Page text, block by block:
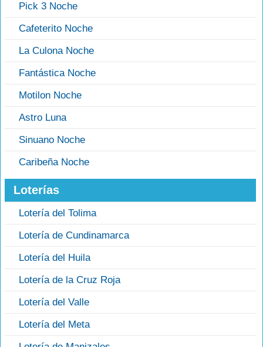
Pick 3 Noche
Cafeterito Noche
La Culona Noche
Fantástica Noche
Motilon Noche
Astro Luna
Sinuano Noche
Caribeña Noche
Loterías
Lotería del Tolima
Lotería de Cundinamarca
Lotería del Huila
Lotería de la Cruz Roja
Lotería del Valle
Lotería del Meta